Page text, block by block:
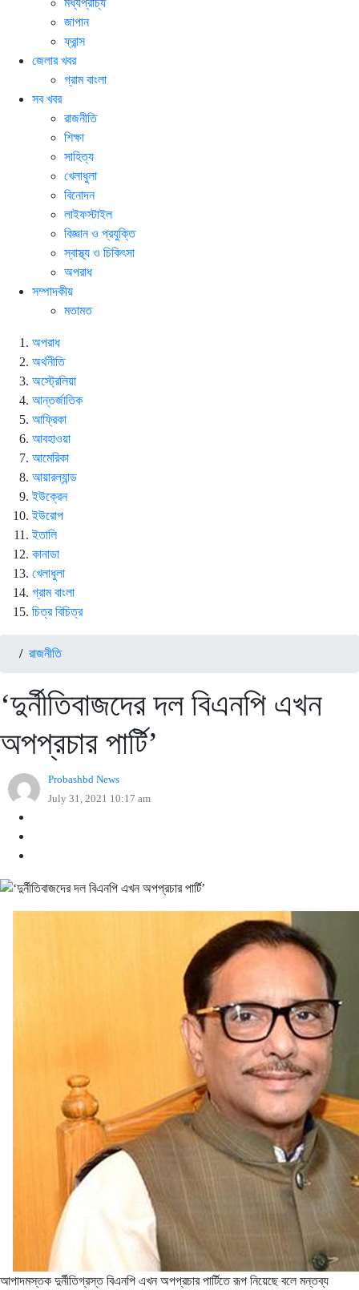
মধ্যপ্রাচ্য
জাপান
ফ্রান্স
জেলার খবর
গ্রাম বাংলা
সব খবর
রাজনীতি
শিক্ষা
সাহিত্য
খেলাধুলা
বিনোদন
লাইফস্টাইল
বিজ্ঞান ও প্রযুক্তি
স্বাস্থ্য ও চিকিৎসা
অপরাধ
সম্পাদকীয়
মতামত
অপরাধ
অর্থনীতি
অস্ট্রেলিয়া
আন্তর্জাতিক
আফ্রিকা
আবহাওয়া
আমেরিকা
আয়ারল্যান্ড
ইউক্রেন
ইউরোপ
ইতালি
কানাডা
খেলাধুলা
গ্রাম বাংলা
চিত্র বিচিত্র
/ রাজনীতি
‘দুর্নীতিবাজদের দল বিএনপি এখন
অপপ্রচার পার্টি’
Probashbd News
July 31, 2021 10:17 am
আপাদমস্তক দুর্নীতিগ্রস্ত বিএনপি এখন অপপ্রচার পার্টিতে রূপ নিয়েছে বলে মন্তব্য